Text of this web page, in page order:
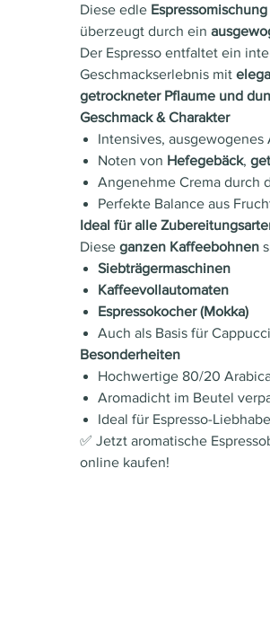
Diese edle
überzeugt durch ein
Der Espresso entfaltet ein
Geschmackserlebnis mit
getrockneter Pflaume und
Geschmack & Charakter
Intensives, ausgewogenes
Noten von Hefegebäck,
Angenehme Crema durch
Perfekte Balance aus
Ideal für alle
Diese ganzen Kaffeebohnen
Siebträgermaschinen
Kaffeevollautomaten
Espressokocher (Mokka)
Auch als Basis für
Besonderheiten
Hochwertige 80/20
Aromadicht im Beutel
Ideal für Espresso-
✅ Jetzt aromatische
online kaufen!